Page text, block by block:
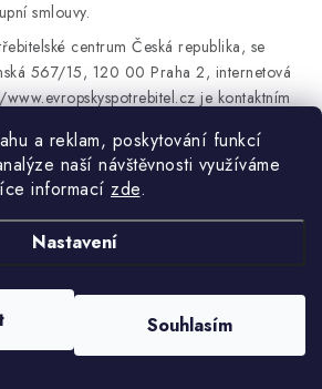
a reklam, poskytování funkcí
naší návštěvnosti využíváme
informací zde.
Nastavení
Souhlasím
smlouvy.
centrum Česká republika, se
567/15, 120 00 Praha 2, internetová
je kontaktním
ze dne 21. května 2013 o řešení
sporů on-line a o změně nařízení (ES) č.
směrnice 2009/22/ES (nařízení o řešení
sporů on-line).
Prodávající je oprávněn k prodeji
živnostenského oprávnění. Živnostenskou
v rámci své působnosti příslušný
úřad. Dozor nad oblastí ochrany osobních